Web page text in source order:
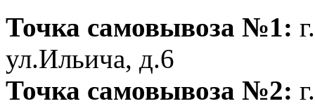
Точка самовывоза №1:
ул.Ильича, д.6
Точка самовывоза №2: